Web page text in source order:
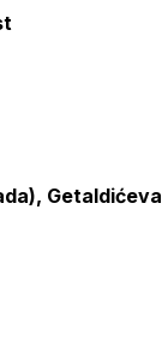
Getaldićeva